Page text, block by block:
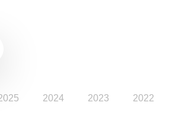
2024 2023 2022